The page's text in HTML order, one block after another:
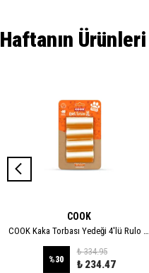
Haftanın Ürünleri
COOK
COOK Kaka Torbası Yedeği 4'lü Rulo - XL
%30
₺ 334.95
₺ 234.47